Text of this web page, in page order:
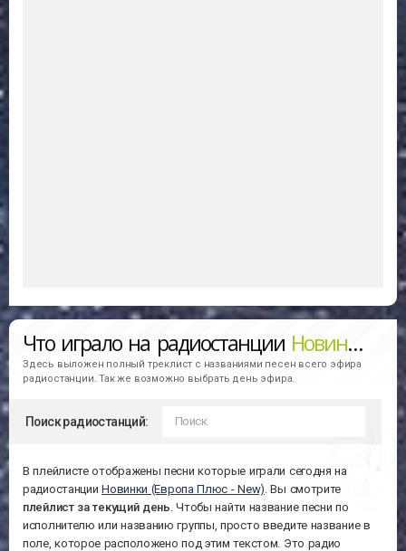
Что играло на радиостанции Новинки (Европа Плюс - New)
Здесь выложен полный треклист с названиями песен всего эфира
радиостанции. Так же возможно выбрать день эфира.
Поиск радиостанций:
В плейлисте отображены песни которые играли сегодня на
радиостанцииНовинки (Европа Плюс - New) . Вы смотрите
плейлист затекущий день . Чтобы найти название песни по
исполнителю или названию группы, просто введите название в
поле, которое расположено под этим текстом. Это радио